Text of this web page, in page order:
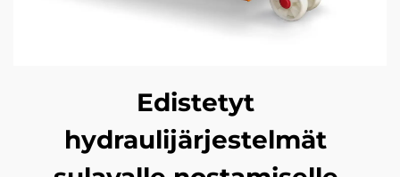
Edistetyt
hydraulijärjestelmät